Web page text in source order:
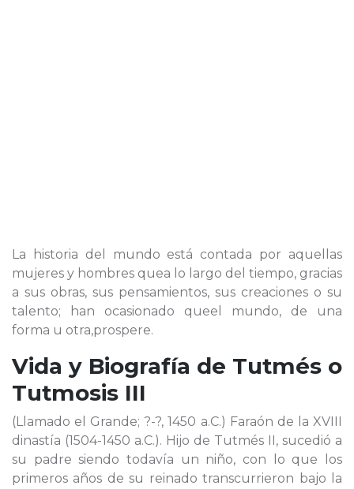
La historia del mundo está contada por aquellas
mujeres y hombres quea lo largo del tiempo, gracias
a sus obras, sus pensamientos, sus creaciones o su
talento; han ocasionado queel mundo, de una
forma u otra,prospere.
Vida y Biografía de Tutmés o
Tutmosis III
(Llamado el Grande; ?-?, 1450 a.C.) Faraón de la XVIII
dinastía (1504-1450 a.C.). Hijo de Tutmés II, sucedió a
su padre siendo todavía un niño, con lo que los
primeros años de su reinado transcurrieron bajo la